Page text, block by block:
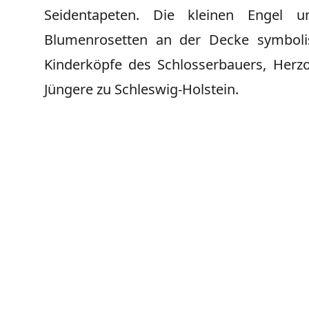
Seidentapeten. Die kleinen Engel
Blumenrosetten an der Decke
Kinderköpfe des Schlosserbauers,
Jüngere zu Schleswig-Holstein.